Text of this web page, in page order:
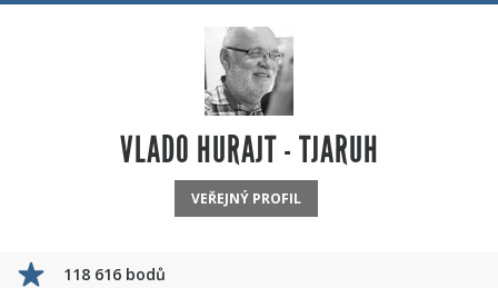
Zapomněli jste heslo?
Měli jste účet na starém webu?
VLADO HURAJT - TJARUH
VEŘEJNÝ PROFIL
118 616 bodů